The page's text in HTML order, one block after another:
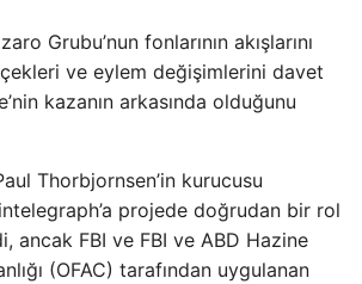
Grubu’nun fonlarının akışlarını
ve eylem değişimlerini davet
kazanın arkasında olduğunu
Thorbjornsen’in kurucusu
projede doğrudan bir rol
ancak FBI ve FBI ve ABD Hazine
(OFAC) tarafından uygulanan